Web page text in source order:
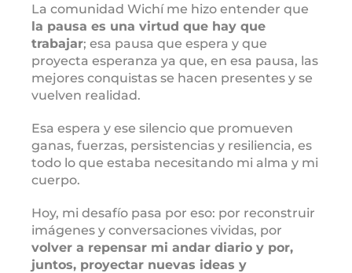
La comunidad Wichí me hizo entender que
la pausa es una virtud que hay que
trabajar; esa pausa que espera y que
proyecta esperanza ya que, en esa pausa, las
mejores conquistas se hacen presentes y se
vuelven realidad.
Esa espera y ese silencio que promueven
ganas, fuerzas, persistencias y resiliencia, es
todo lo que estaba necesitando mi alma y mi
cuerpo.
Hoy, mi desafío pasa por eso: por reconstruir
imágenes y conversaciones vividas, por
volver a repensar mi andar diario y por,
juntos, proyectar nuevas ideas y